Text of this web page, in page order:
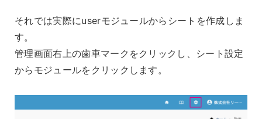
それでは実際にuserモジュールからシートを作成しま
す。
管理画面右上の歯車マークをクリックし、シート設定
からモジュールをクリックします。